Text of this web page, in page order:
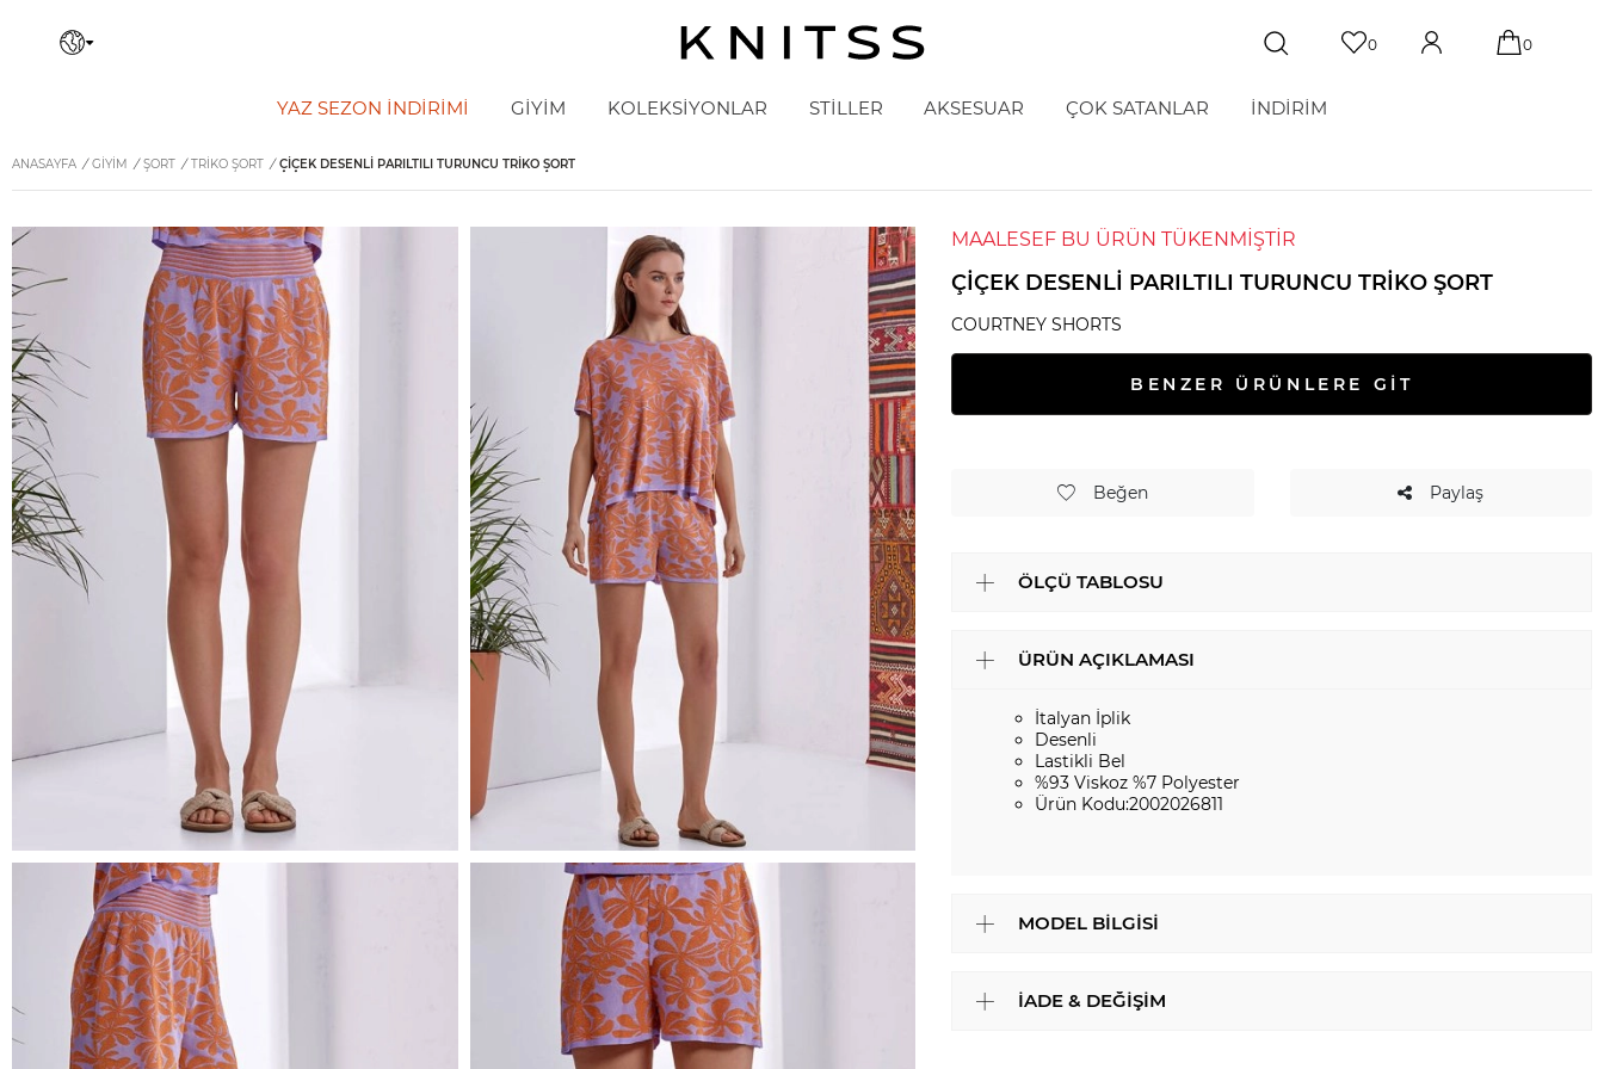
0 0
YAZ SEZON İNDIRIMI GİYİM KOLEKSİYONLAR STİLLER AKSESUAR ÇOK SATANLAR İNDİRİM
ANASAYFA / GİYİM / ŞORT / TRIKO ŞORT / ÇIÇEK DESENLI PARILTILI TURUNCU TRIKO ŞORT
MAALESEF BU ÜRÜN TÜKENMİŞTİR
ÇIÇEK DESENLI PARILTILI TURUNCU TRIKO ŞORT
COURTNEY SHORTS
BENZER ÜRÜNLERE GİT
Beğen Paylaş
ÖLÇÜ TABLOSU
ÜRÜN AÇIKLAMASI
İtalyan İplik
Desenli
Lastikli Bel
%93 Viskoz %7 Polyester
Ürün Kodu:2002026811
MODEL BILGISI
İADE & DEĞIŞIM